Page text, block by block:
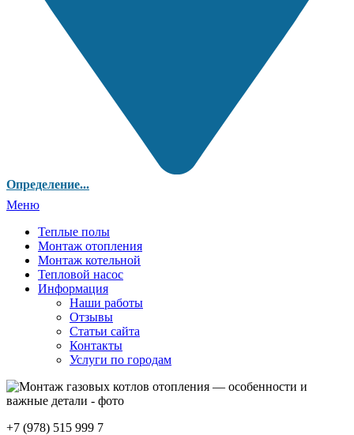
Определение...
Меню
Теплые полы
Монтаж отопления
Монтаж котельной
Тепловой насос
Информация
Наши работы
Отзывы
Статьи сайта
Контакты
Услуги по городам
+7 (978) 515 999 7